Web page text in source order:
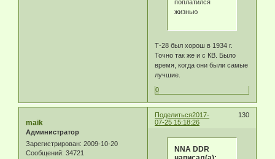
поплатился
жизнью
Т-28 был хорош в 1934 г.
Точно так же и с КВ. Было
время, когда они были самые
лучшие.
0
Поделиться 130
2017-
07-25 15:18:26
maik
Администратор
Зарегистрирован: 2009-10-20
Сообщений: 34721
NNA DDR